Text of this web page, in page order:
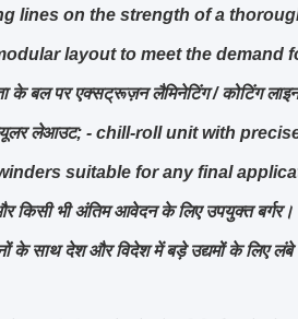
lines on the strength of a
layout to meet the demand
के बल पर एक्सट्रूज़न लैमिनेटिंग / कोटिंग
लेआउट; - chill-roll unit with
suitable for any final
किसी भी अंतिम आवेदन के लिए उपयुक्त बर्गर।
के साथ देश और विदेश में बड़े उद्यमों के लिए